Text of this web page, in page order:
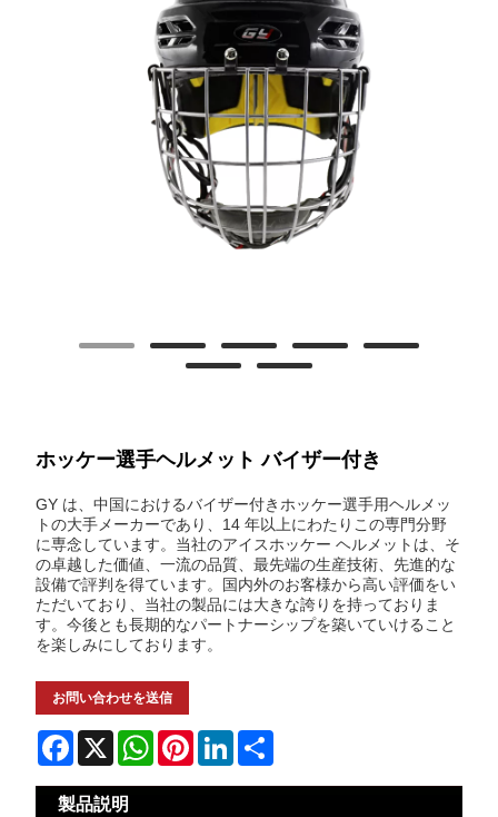
ホッケー選手ヘルメット バイザー付き
GY は、中国におけるバイザー付きホッケー選手用ヘルメッ
トの大手メーカーであり、14 年以上にわたりこの専門分野
に専念しています。当社のアイスホッケー ヘルメットは、そ
の卓越した価値、一流の品質、最先端の生産技術、先進的な
設備で評判を得ています。国内外のお客様から高い評価をい
ただいており、当社の製品には大きな誇りを持っておりま
す。今後とも長期的なパートナーシップを築いていけること
を楽しみにしております。
お問い合わせを送信
Facebook
X WhatsAppPinterestLinkedIn
製品説明